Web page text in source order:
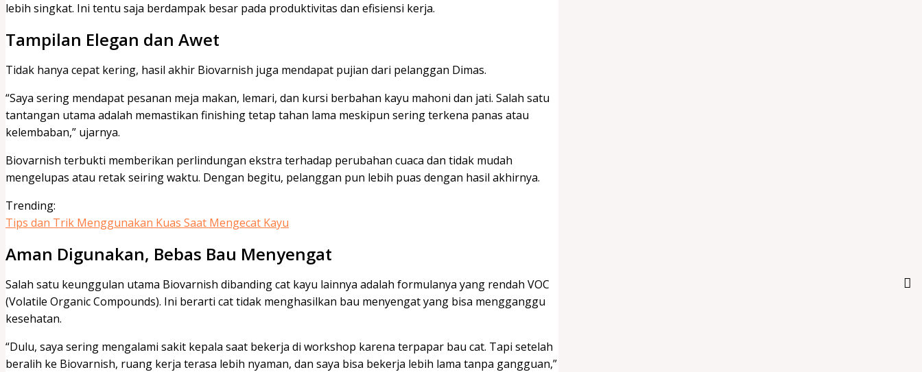
lebih singkat. Ini tentu saja berdampak besar pada produktivitas dan efisiensi kerja.
Tampilan Elegan dan Awet
Tidak hanya cepat kering, hasil akhir Biovarnish juga mendapat pujian dari pelanggan Dimas.
“Saya sering mendapat pesanan meja makan, lemari, dan kursi berbahan kayu mahoni dan jati. Salah satu
tantangan utama adalah memastikan finishing tetap tahan lama meskipun sering terkena panas atau
kelembaban,” ujarnya.
Biovarnish terbukti memberikan perlindungan ekstra terhadap perubahan cuaca dan tidak mudah
mengelupas atau retak seiring waktu. Dengan begitu, pelanggan pun lebih puas dengan hasil akhirnya.
Trending:
Tips dan Trik Menggunakan Kuas Saat Mengecat Kayu
Aman Digunakan, Bebas Bau Menyengat
Salah satu keunggulan utama Biovarnish dibanding cat kayu lainnya adalah formulanya yang rendah VOC
(Volatile Organic Compounds). Ini berarti cat tidak menghasilkan bau menyengat yang bisa mengganggu
kesehatan.
“Dulu, saya sering mengalami sakit kepala saat bekerja di workshop karena terpapar bau cat. Tapi setelah
beralih ke Biovarnish, ruang kerja terasa lebih nyaman, dan saya bisa bekerja lebih lama tanpa gangguan,”